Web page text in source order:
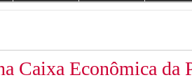
Caixa Econômica da